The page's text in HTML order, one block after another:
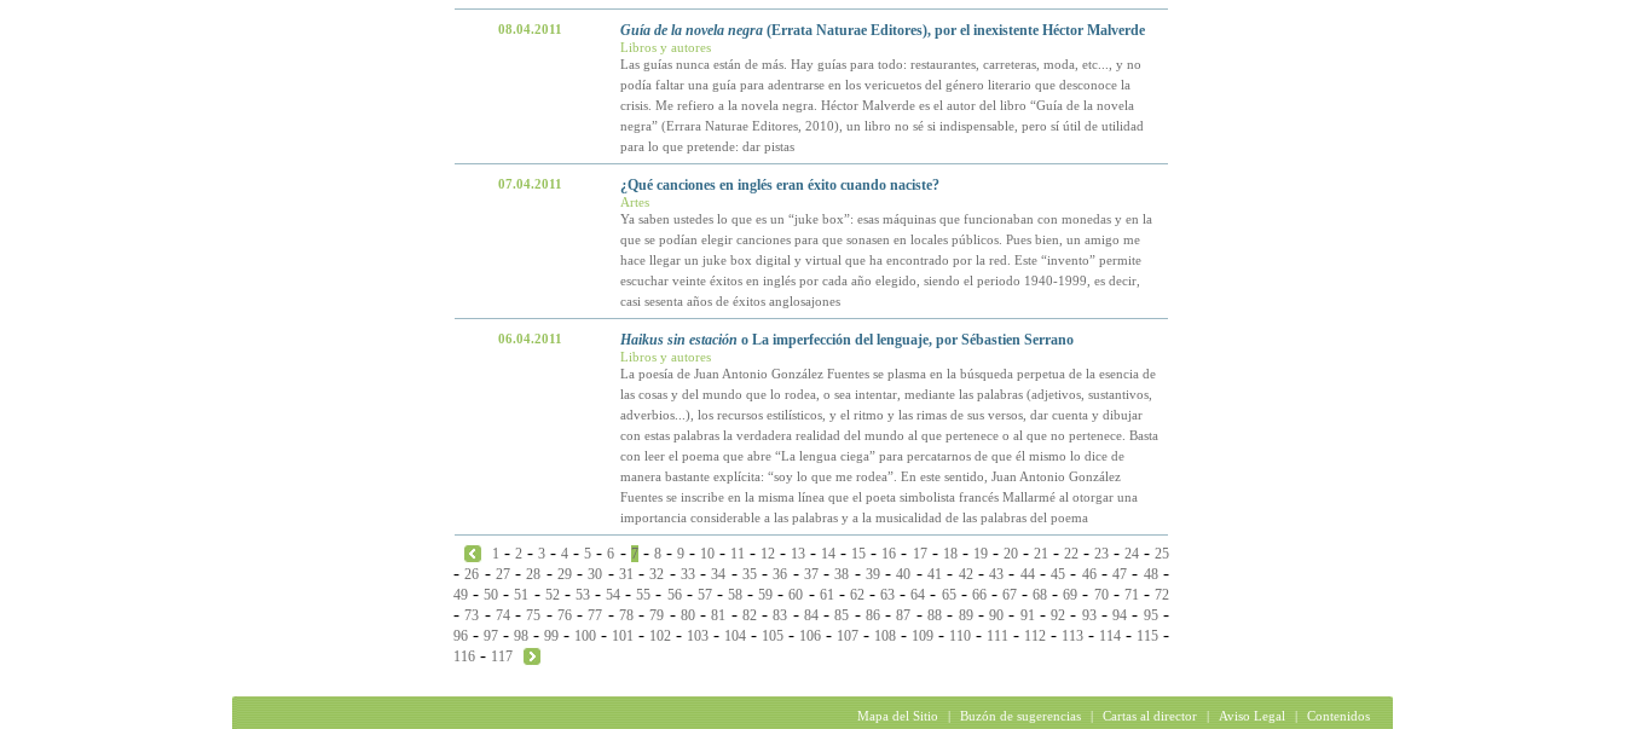
08.04.2011 Guía de la novela negra(Errata Naturae Editores), por el inexistente Héctor Malverde
Libros y autores
Las guías nunca están de más. Hay guías para todo: restaurantes, carreteras, moda, etc..., y no
podía faltar una guía para adentrarse en los vericuetos del género literario que desconoce la
crisis. Me refiero a la novela negra. Héctor Malverde es el autor del libro “Guía de la novela
negra” (Errara Naturae Editores, 2010), un libro no sé si indispensable, pero sí útil de utilidad
para lo que pretende: dar pistas
07.04.2011 ¿Qué canciones en inglés eran éxito cuando naciste?
Artes
Ya saben ustedes lo que es un “juke box”: esas máquinas que funcionaban con monedas y en la
que se podían elegir canciones para que sonasen en locales públicos. Pues bien, un amigo me
hace llegar un juke box digital y virtual que ha encontrado por la red. Este “invento” permite
escuchar veinte éxitos en inglés por cada año elegido, siendo el periodo 1940-1999, es decir,
casi sesenta años de éxitos anglosajones
06.04.2011 Haikus sin estación o La imperfección del lenguaje, por Sébastien Serrano
Libros y autores
La poesía de Juan Antonio González Fuentes se plasma en la búsqueda perpetua de la esencia de
las cosas y del mundo que lo rodea, o sea intentar, mediante las palabras (adjetivos, sustantivos,
adverbios...), los recursos estilísticos, y el ritmo y las rimas de sus versos, dar cuenta y dibujar
con estas palabras la verdadera realidad del mundo al que pertenece o al que no pertenece. Basta
con leer el poema que abre “La lengua ciega” para percatarnos de que él mismo lo dice de
manera bastante explícita: “soy lo que me rodea”. En este sentido, Juan Antonio González
Fuentes se inscribe en la misma línea que el poeta simbolista francés Mallarmé al otorgar una
importancia considerable a las palabras y a la musicalidad de las palabras del poema
1 -2 -3 -4 -5 -6 - 7- 8- 9- 10- 11 - 12 - 13 - 14 - 15 - 16 - 17- 18- 19- 20- 21 - 22-23 -24 -25
-26 - 27-28 - 29-30 - 31 -32 - 33-34 - 35-36 - 37-38 - 39-40 - 41 - 42-43 - 44-45 - 46-47 - 48-
49 -50 -51 - 52- 53-54 -55 - 56- 57- 58-59 -60 - 61 - 62-63 -64 - 65- 66- 67-68 -69 - 70- 71 -72
-73 - 74-75 - 76-77 - 78-79 - 80-81 - 82-83 - 84-85 - 86-87 - 88 - 89-90 - 91 -92 - 93-94 - 95-
96 - 97 - 98 - 99 - 100 - 101 - 102 - 103 - 104 - 105 - 106 - 107 - 108 - 109 - 110 - 111 - 112 - 113 - 114 - 115 -
116 - 117
Mapa del Sitio | Buzón de sugerencias | Cartas al director | Aviso Legal | Contenidos